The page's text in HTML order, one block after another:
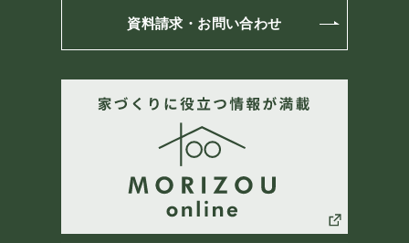
資料請求・お問い合わせ